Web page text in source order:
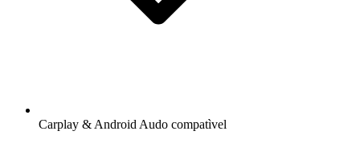
Carplay & Android Audo compatìvel